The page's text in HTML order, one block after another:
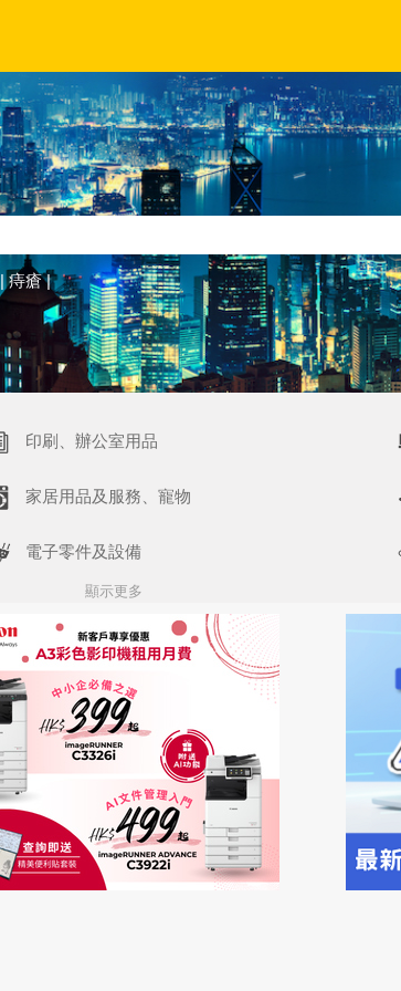
|痔瘡|
印刷、辦公室用品
家居用品及服務、寵物
電子零件及設備
顯示更多